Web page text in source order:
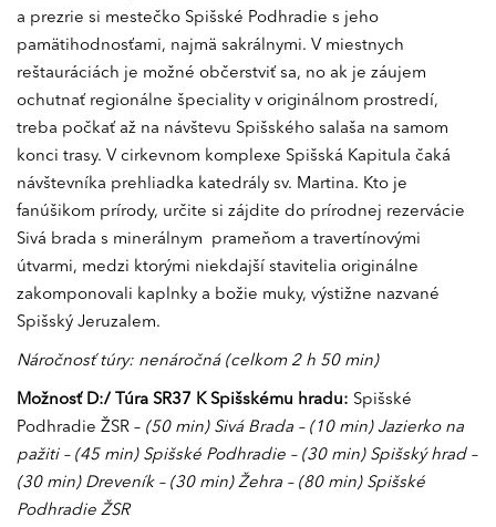
a prezrie si mestečko Spišské Podhradie s jeho
pamätihodnosťami, najmä sakrálnymi. V miestnych
reštauráciách je možné občerstviť sa, no ak je záujem
ochutnať regionálne špeciality v originálnom prostredí,
treba počkať až na návštevu Spišského salaša na samom
konci trasy. V cirkevnom komplexe Spišská Kapitula čaká
návštevníka prehliadka katedrály sv. Martina. Kto je
fanúšikom prírody, určite si zájdite do prírodnej rezervácie
Sivá brada s minerálnym prameňom a travertínovými
útvarmi, medzi ktorými niekdajší stavitelia originálne
zakomponovali kaplnky a božie muky, výstižne nazvané
Spišský Jeruzalem.
Náročnosť túry: nenáročná (celkom 2 h 50 min)
Možnosť D:/ Túra SR37 K Spišskému hradu: Spišské
Podhradie ŽSR – (50 min) Sivá Brada – (10 min) Jazierko na
pažiti – (45 min) Spišské Podhradie – (30 min) Spišský hrad –
(30 min) Dreveník – (30 min) Žehra – (80 min) Spišské
Podhradie ŽSR